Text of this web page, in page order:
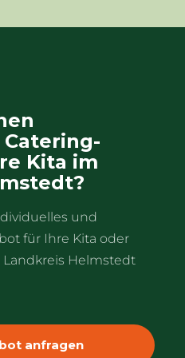
wir gerne direkt
Kita im
und
für Ihre Kita oder
Helmstedt
anfragen